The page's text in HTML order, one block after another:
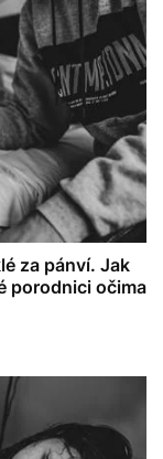
za pánví. Jak
porodnici očima